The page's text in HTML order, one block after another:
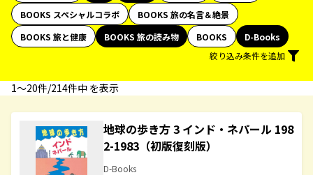
BOOKS スペシャルコラボ
BOOKS 旅の名言＆絶景
BOOKS 旅と健康
BOOKS 旅の読み物 BOOKS
D-Books
絞り込み条件を追加
1〜20件/214件中 を表示
地球の歩き方 3 インド・ネパール 198
2-1983（初版復刻版）
D-Books